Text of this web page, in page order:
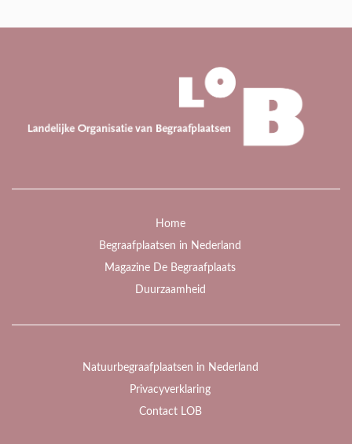
Home
Begraafplaatsen in Nederland
Magazine De Begraafplaats
Duurzaamheid
Natuurbegraafplaatsen in Nederland
Privacyverklaring
Contact LOB